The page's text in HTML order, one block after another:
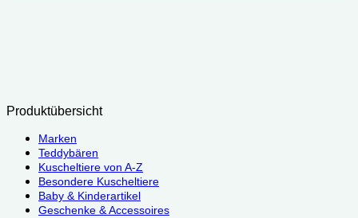
Produktübersicht
Marken
Teddybären
Kuscheltiere von A-Z
Besondere Kuscheltiere
Baby & Kinderartikel
Geschenke & Accessoires